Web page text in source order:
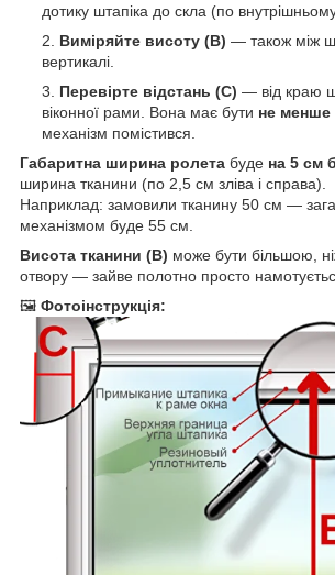
дотику штапіка до скла (по
Виміряйте висоту (B) — також між
вертикалі.
Перевірте відстань (C) — від краю
віконної рами. Вона має бути не менше
механізм помістився.
Габаритна ширина ролета буде на 5 см
ширина тканини (по 2,5 см зліва і справа).
Наприклад: замовили тканину 50 см —
механізмом буде 55 см.
Висота тканини (B) може бути більшою,
отвору — зайве полотно просто
🖼 Фотоінструкція: